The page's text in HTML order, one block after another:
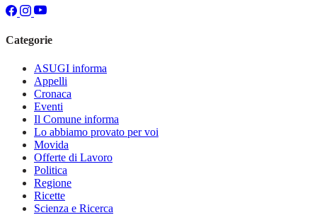
Categorie
ASUGI informa
Appelli
Cronaca
Eventi
Il Comune informa
Lo abbiamo provato per voi
Movida
Offerte di Lavoro
Politica
Regione
Ricette
Scienza e Ricerca